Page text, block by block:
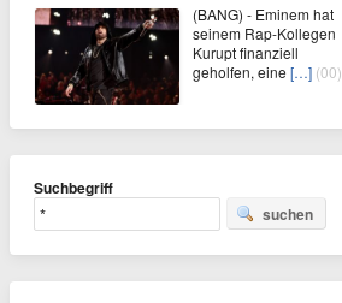
(BANG) - Eminem hat
seinem Rap-Kollegen
Kurupt finanziell
geholfen, eine […] (00)
Suchbegriff
suchen